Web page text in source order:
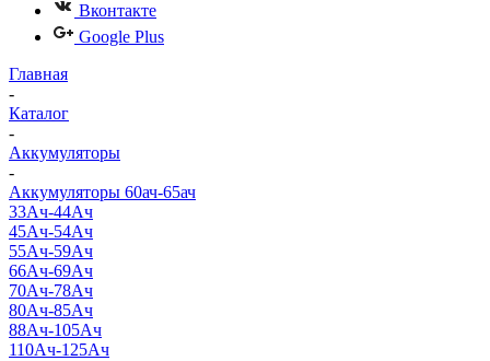
Вконтакте
Google Plus
Главная
-
Каталог
-
Аккумуляторы
-
Аккумуляторы 60ач-65ач
33Ач-44Ач
45Ач-54Ач
55Ач-59Ач
66Ач-69Ач
70Ач-78Ач
80Ач-85Ач
88Ач-105Ач
110Ач-125Ач